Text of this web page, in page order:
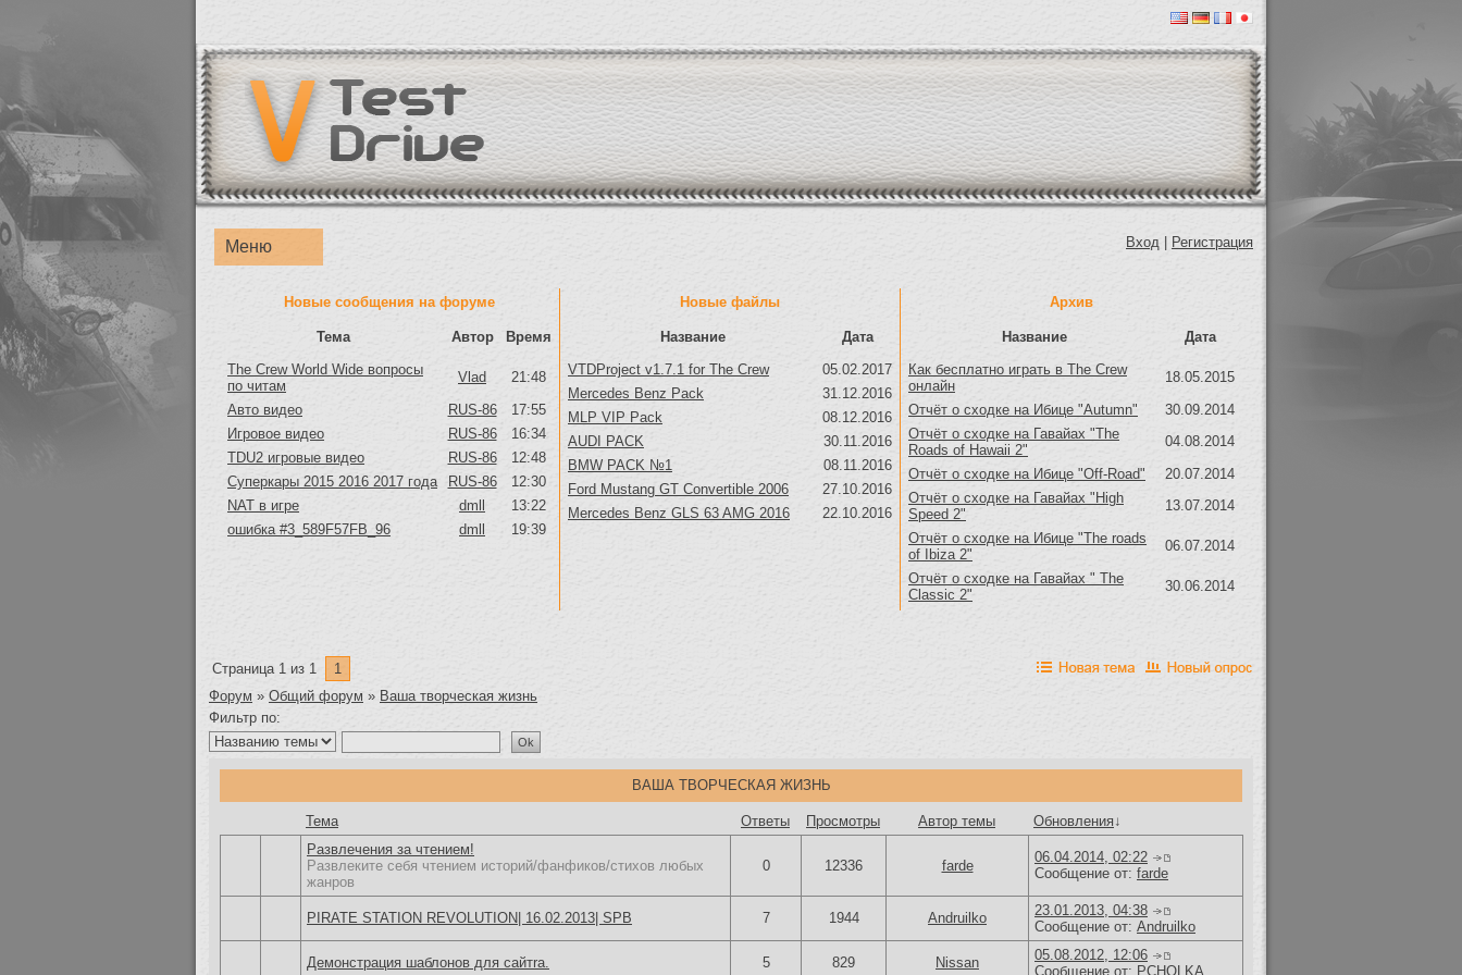
Меню Вход Регистрация
Новые сообщения на форуме
Тема Автор
Время
The Crew World Wide вопросы
по читам
Vlad
21:48
Авто видео
RUS-86
17:55
Игровое видео
RUS-86
16:34
TDU2 игровые видео
RUS-86
12:48
Суперкары 2015 2016 2017 года
RUS-86
12:30
NAT в игре
dmll
13:22
ошибка #3_589F57FB_96
dmll 19:39
Новые файлы
Название
Дата
VTDProject v1.7.1 for The Crew
05.02.2017
Mercedes Benz Pack
31.12.2016
MLP VIP Pack
08.12.2016
AUDI PACK
30.11.2016
BMW PACK №1
08.11.2016
Ford Mustang GT Convertible 2006
27.10.2016
Mercedes Benz GLS 63 AMG 2016
22.10.2016
Архив
Название
Дата
Как бесплатно играть в The Crew
онлайн
18.05.2015
Отчёт о сходке на Ибице "Autumn"
30.09.2014
Отчёт о сходке на Гавайах "The
Roads of Hawaii 2"
04.08.2014
Отчёт о сходке на Ибице "Off-Road"
20.07.2014
Отчёт о сходке на Гавайах "High
Speed 2"
13.07.2014
Отчёт о сходке на Ибице "The roads
of Ibiza 2"
06.07.2014
Отчёт о сходке на Гавайах " The
Classic 2"
30.06.2014
Страница 1 из 1
1
Форум » Общий форум » Ваша творческая жизнь
Фильтр по:
ВАША ТВОРЧЕСКАЯ ЖИЗНЬ
Тема Ответы Просмотры Автор темы Обновления ↓
Развлечения за чтением!
Развлеките себя чтением историй/фанфиков/стихов любых
жанров
0 12336 farde
06.04.2014, 02:22
Сообщение от: farde
PIRATE STATION REVOLUTION| 16.02.2013| SPB 7 1944 Andruilko
23.01.2013, 04:38
Сообщение от: Andruilko
Демонстрация шаблонов для сайтrа. 5 829 Nissan
05.08.2012, 12:06
Сообщение от: PCHOLKA